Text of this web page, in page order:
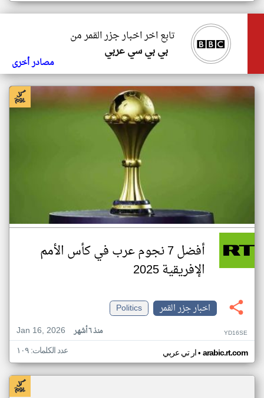
تابع اخر اخبار جزر القمر من
بي بي سي عربي
مصادر أخرى
أفضل 7 نجوم عرب في كأس الأمم
الإفريقية 2025
اخبار جزر القمر
Politics
Jan 16, 2026
منذ ٦ أشهر YD16SE
ار تي عربي• arabic.rt.com عدد الكلمات: ١٠٩